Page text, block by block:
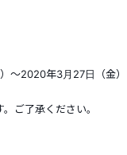
2020年3月27日（金）
ご了承ください。